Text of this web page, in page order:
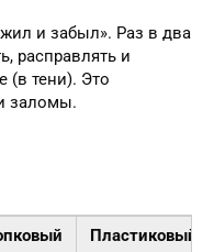
и забыл». Раз в два
расправлять и
(в тени). Это
заломы.
Пластиковый